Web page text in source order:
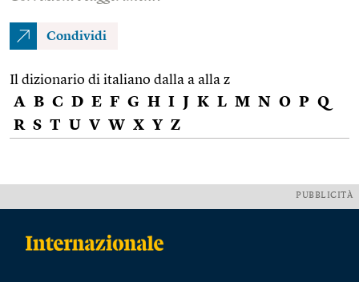
Condividi
Il dizionario di italiano dalla a alla z
A B C D E F G H I J K L M N O P Q
R S T U V W X Y Z
PUBBLICITÀ